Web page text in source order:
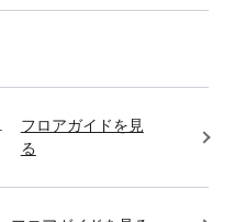
フロアガイドを見
る